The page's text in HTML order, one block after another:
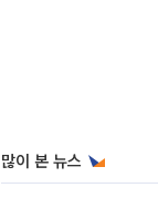
많이 본 뉴스